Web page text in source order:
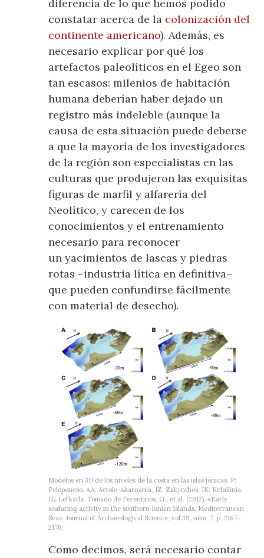
diferencia de lo que hemos podido
constatar acerca de la colonización del
continente americano). Además, es
necesario explicar por qué los
artefactos paleolíticos en el Egeo son
tan escasos: milenios de habitación
humana deberían haber dejado un
registro más indeleble (aunque la
causa de esta situación puede deberse
a que la mayoría de los investigadores
de la región son especialistas en las
culturas que produjeron las exquisitas
figuras de marfil y alfarería del
Neolítico, y carecen de los
conocimientos y el entrenamiento
necesario para reconocer
un yacimientos de lascas y piedras
rotas –industria lítica en definitiva–
que pueden confundirse fácilmente
con material de desecho).
Modelos en 3D de los niveles de la costa en las islas jónicas. P:
Peloponeso, AA: Aetolo-Akarnania, IZ: Zakynthos, IK: Kefallinia,
IL: Lefkada. Tomado de Ferentinos, G., et al. (2012), «Early
seafaring activity in the southern Ionian Islands, Mediterranean
Sea». Journal of Archaeological Science, vol.39, núm. 7, p. 2167-
2176.
Como decimos, será necesario contar